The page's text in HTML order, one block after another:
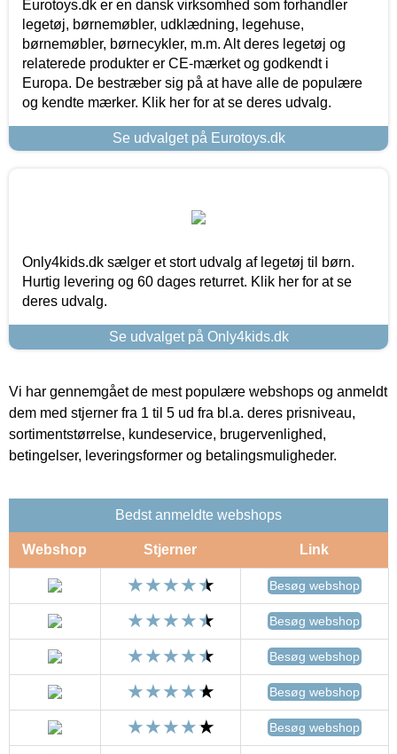
Eurotoys.dk er en dansk virksomhed som forhandler
legetøj, børnemøbler, udklædning, legehuse,
børnemøbler, børnecykler, m.m. Alt deres legetøj og
relaterede produkter er CE-mærket og godkendt i
Europa. De bestræber sig på at have alle de populære
og kendte mærker. Klik her for at se deres udvalg.
Se udvalget på Eurotoys.dk
Only4kids.dk sælger et stort udvalg af legetøj til børn.
Hurtig levering og 60 dages returret. Klik her for at se
deres udvalg.
Se udvalget på Only4kids.dk
Vi har gennemgået de mest populære webshops og anmeldt
dem med stjerner fra 1 til 5 ud fra bl.a. deres prisniveau,
sortimentstørrelse, kundeservice, brugervenlighed,
betingelser, leveringsformer og betalingsmuligheder.
Bedst anmeldte webshops
Webshop Stjerner Link
Besøg webshop
Besøg webshop
Besøg webshop
Besøg webshop
Besøg webshop